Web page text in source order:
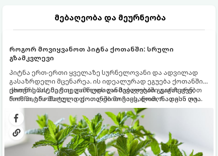
მებაღეობა და მეურნეობა
როგორ მოვიყვანოთ პიტნა ქოთანში: სრული
გზამკვლევი
პიტნა ერთ-ერთი ყველაზე სურნელოვანი და ადვილად
გასაზრდელი მცენარეა. ის იდეალურად ეგუება ქოთანში
ცხოვრებას, მეტიც, გამოცდილი მებაღეები გვირჩევენ,
რომ პიტნა მხოლოდ ქოთანში მოვიყვანოთ, რადგან ღია
გრუნტში (ბაღში) დარგვისას ის ფესვებით ძალიან
სწრაფად ვრცელდება და სხვა მცენარეებს ავიწროებს.
ქოთნის პიტნა მთელი წლის განმავლობაში გაგახარებთ
ნორჩი, არომატული ფოთლებით ჩაის, ლიმონათისა თუ
კერძებისთვის.